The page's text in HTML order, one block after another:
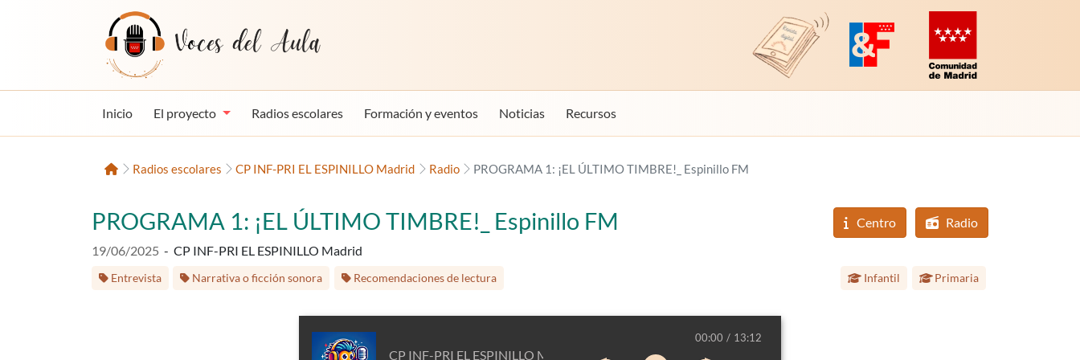
Voces del Aula Revista Digital de EducaMadridPlataforma de Innovación y Formación
Comunidad de Madrid
Inicio El proyecto Radios escolares Formación y eventos Noticias Recursos
InicioRadios escolares CP INF-PRI EL ESPINILLO Madrid Radio PROGRAMA 1: ¡EL ÚLTIMO TIMBRE!_ Espinillo FM
Centro Radio
PROGRAMA 1: ¡EL ÚLTIMO TIMBRE!_ Espinillo FM
Fecha de publicación:
19/06/2025 - CP INF-PRI EL ESPINILLO Madrid
Etiquetas:
Entrevista Narrativa o ficción sonora Recomendaciones de lectura Infantil Primaria
CP INF-PRI EL ESPINILLO Madrid
00:00 13:12